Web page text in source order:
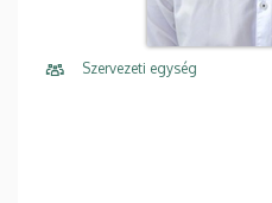
Szervezeti egység